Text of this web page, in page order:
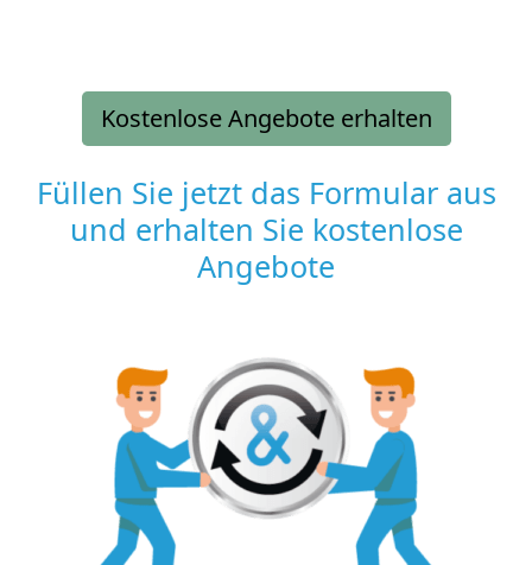
Kostenlose Angebote erhalten
Füllen Sie jetzt das Formular aus
und erhalten Sie kostenlose
Angebote